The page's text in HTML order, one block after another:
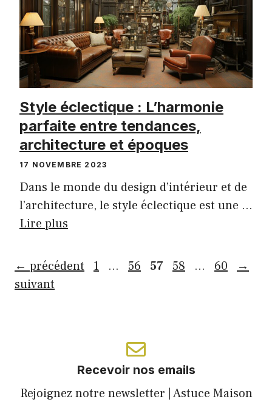
Style éclectique : L’harmonie
parfaite entre tendances,
architecture et époques
17 NOVEMBRE 2023
Dans le monde du design d’intérieur et de
l’architecture, le style éclectique est une …
Lire plus
← précédent Page
1 … Page
56 Page
57 Page
58 … Page
60
→
suivant
Recevoir nos emails
Rejoignez notre newsletter | Astuce Maison